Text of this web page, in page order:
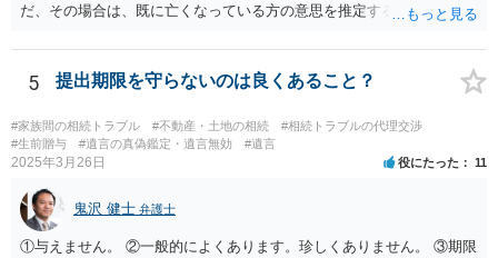
だ、その場合は、既に亡くなっている方の意思を推定することになり
持ち戻し免除の意思表示は書面で明確にしておいていただくべきとい
う結論は変わりません。 誤解を与えるような回答でした。失礼しまし
た。 文言については、「〇〇に対する生前贈与による特別受益の持ち
戻しをすべて免除する」というのがオーソドックスなものですが、ご
心配ならば、弁護士のところに行って、特別受益となりそうな贈与に
ついて説明した上で、適切な文言についてご相談してみてはいかがで
しょうか。
5 提出期限を守らないのは良くあること？
#家族間の相続トラブル #不動産・土地の相続
#相続トラブルの代理交渉
#生前贈与
#遺言の真偽鑑定・遺言無効 #遺言
2025年3月26日 役にたった 11
鬼沢 健士 弁護士
①与えません。 ②一般的によくあります。珍しくありません。 ③期限